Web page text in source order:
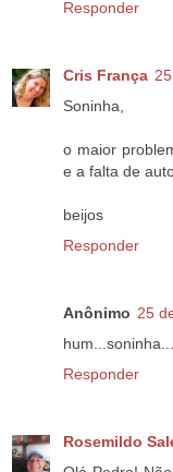
Responder
Cris França
Soninha,
o maior
e a falta de
beijos
Responder
Anônimo 25
Responder
Rosemildo